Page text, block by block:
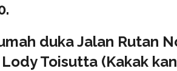
duka Jalan Rutan
Toisutta (Kakak